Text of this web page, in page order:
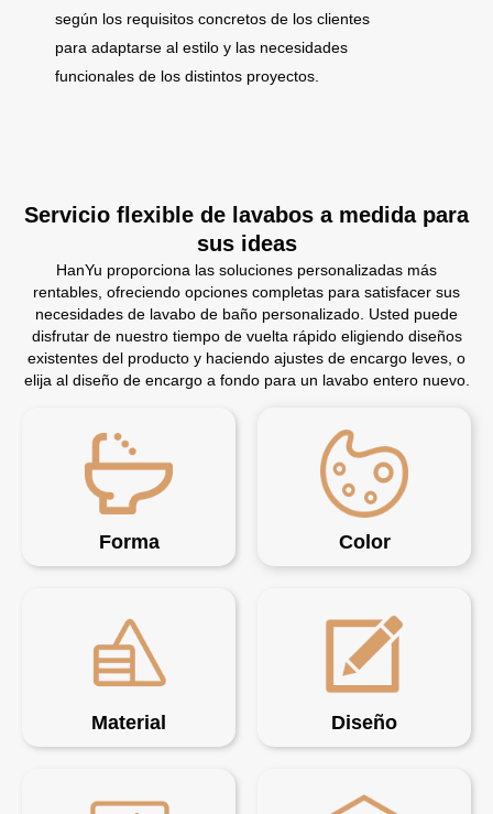
según los requisitos concretos de los clientes
para adaptarse al estilo y las necesidades
funcionales de los distintos proyectos.
Servicio flexible de lavabos a medida para
sus ideas
HanYu proporciona las soluciones personalizadas más
rentables, ofreciendo opciones completas para satisfacer sus
necesidades de lavabo de baño personalizado. Usted puede
disfrutar de nuestro tiempo de vuelta rápido eligiendo diseños
existentes del producto y haciendo ajustes de encargo leves, o
elija al diseño de encargo a fondo para un lavabo entero nuevo.
Forma Color
Material Diseño